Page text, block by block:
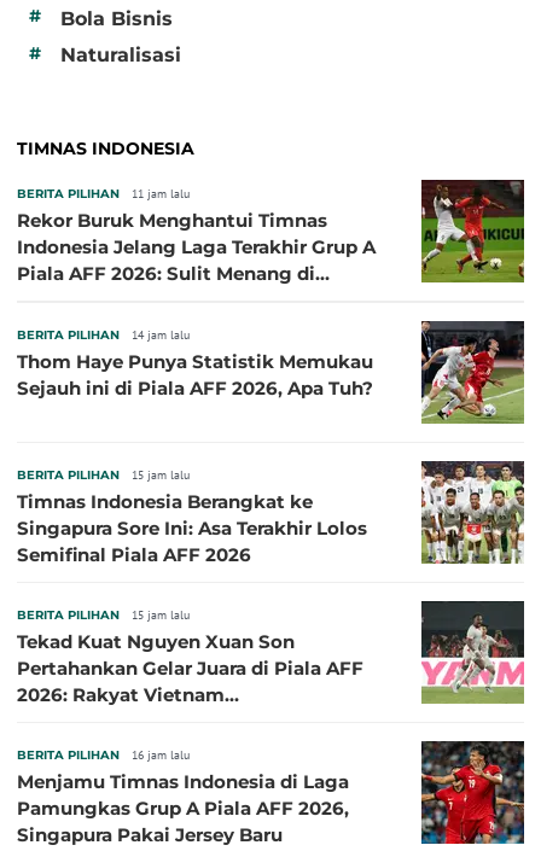
# Bola Bisnis
# Naturalisasi
TIMNAS INDONESIA
BERITA PILIHAN 11 jam lalu
Rekor Buruk Menghantui Timnas
Indonesia Jelang Laga Terakhir Grup A
Piala AFF 2026: Sulit Menang di
BERITA PILIHAN 14 jam lalu
Thom Haye Punya Statistik Memukau
Sejauh ini di Piala AFF 2026, Apa Tuh?
BERITA PILIHAN 15 jam lalu
Timnas Indonesia Berangkat ke
Singapura Sore Ini: Asa Terakhir Lolos
Semifinal Piala AFF 2026
BERITA PILIHAN 15 jam lalu
Tekad Kuat Nguyen Xuan Son
Pertahankan Gelar Juara di Piala AFF
2026: Rakyat Vietnam
BERITA PILIHAN 16 jam lalu
Menjamu Timnas Indonesia di Laga
Pamungkas Grup A Piala AFF 2026,
Singapura Pakai Jersey Baru